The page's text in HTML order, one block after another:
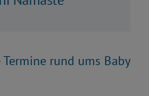
Termine rund ums Baby